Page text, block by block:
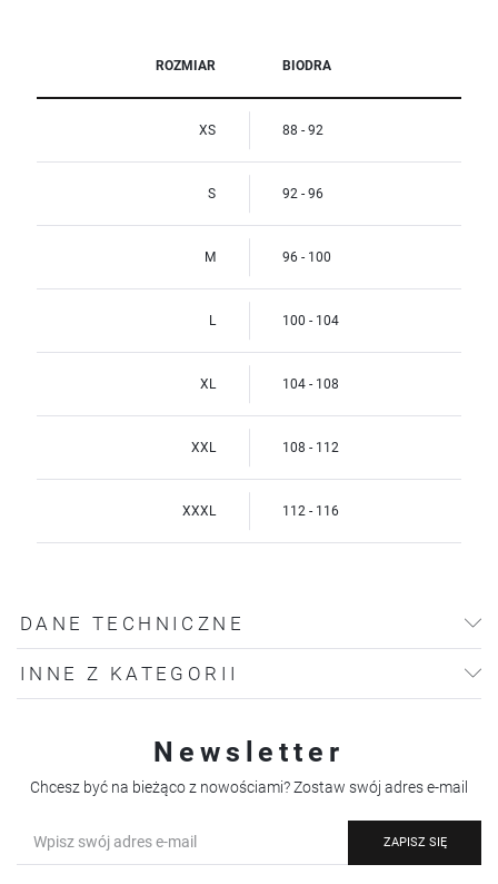
ROZMIAR BIODRA
XS 88 - 92
S 92 - 96
M 96 - 100
L 100 - 104
XL 104 - 108
XXL 108 - 112
XXXL 112 - 116
DANE TECHNICZNE
INNE Z KATEGORII
Newsletter
Chcesz być na bieżąco z nowościami? Zostaw swój adres e-mail
ZAPISZ SIĘ